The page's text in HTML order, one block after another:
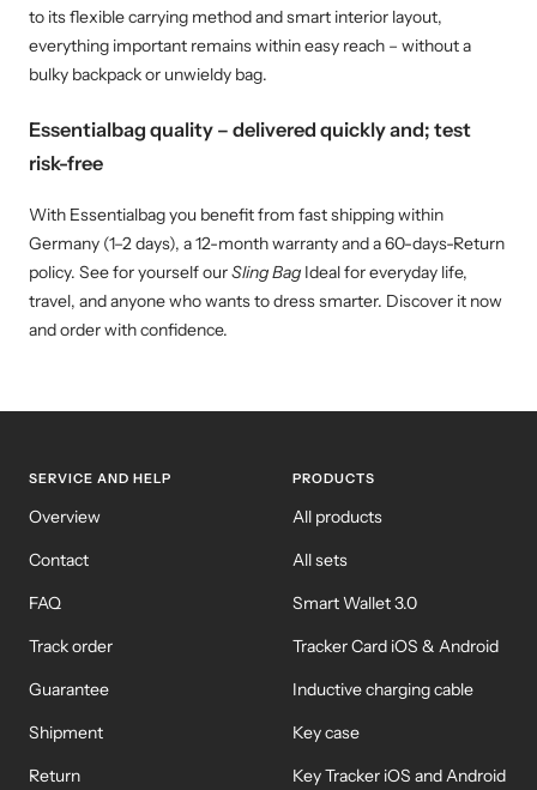
to its flexible carrying method and smart interior layout,
everything important remains within easy reach – without a
bulky backpack or unwieldy bag.
Essentialbag quality – delivered quickly and; test
risk-free
With Essentialbag you benefit from fast shipping within
Germany (1–2 days), a 12-month warranty and a 60-days-Return
policy. See for yourself ourSling Bag Ideal for everyday life,
travel, and anyone who wants to dress smarter. Discover it now
and order with confidence.
SERVICE AND HELP
Overview
Contact
FAQ
Track order
Guarantee
Shipment
Return
PRODUCTS
All products
All sets
Smart Wallet 3.0
Tracker Card iOS & Android
Inductive charging cable
Key case
Key Tracker iOS and Android